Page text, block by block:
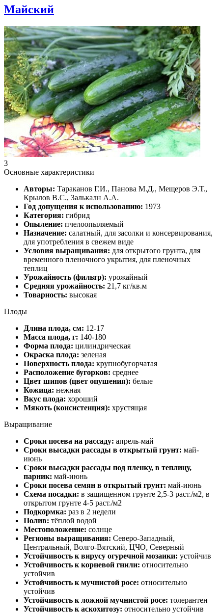
Майский
3
Основные характеристики
Авторы: Тараканов Г.И., Панова М.Д., Мещеров Э.Т.,
Крылов В.С., Залькалн А.А.
Год допущения к использованию: 1973
Категория: гибрид
Опыление: пчелоопыляемый
Назначение: салатный, для засолки и консервирования,
для употребления в свежем виде
Условия выращивания: для открытого грунта, для
временного пленочного укрытия, для пленочных
теплиц
Урожайность (фильтр): урожайный
Средняя урожайность: 21,7 кг/кв.м
Товарность: высокая
Плоды
Длина плода, см: 12-17
Масса плода, г: 140-180
Форма плода: цилиндрическая
Окраска плода: зеленая
Поверхность плода: крупнобугорчатая
Расположение бугорков: среднее
Цвет шипов (цвет опушения): белые
Кожица: нежная
Вкус плода: хороший
Мякоть (консистенция): хрустящая
Выращивание
Сроки посева на рассаду: апрель-май
Сроки высадки рассады в открытый грунт: май-
июнь
Сроки высадки рассады под пленку, в теплицу,
парник: май-июнь
Сроки посева семян в открытый грунт: май-июнь
Схема посадки: в защищенном грунте 2,5-3 раст./м2, в
открытом грунте 4-5 раст./м2
Подкормка: раз в 2 недели
Полив: тёплой водой
Местоположение: солнце
Регионы выращивания: Северо-Западный,
Центральный, Волго-Вятский, ЦЧО, Северный
Устойчивость к вирусу огуречной мозаики: устойчив
Устойчивость к корневой гнили: относительно
устойчив
Устойчивость к мучнистой росе: относительно
устойчив
Устойчивость к ложной мучнистой росе: толерантен
Устойчивость к аскохитозу: относительно устойчив